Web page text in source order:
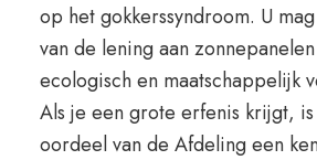
op het gokkerssyndroom. U
van de lening aan
ecologisch en maatschappelijk
Als je een grote erfenis krijgt,
oordeel van de Afdeling een